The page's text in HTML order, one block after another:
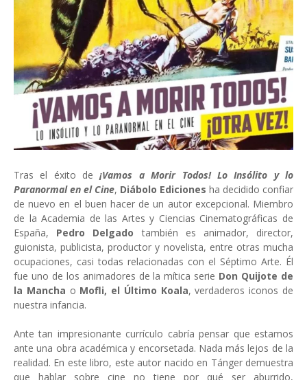
Tras el éxito de¡Vamos a Morir Todos! Lo Insólito y lo
Paranormal en el Cine, Diábolo Ediciones ha decidido confiar
de nuevo en el buen hacer de un autor excepcional. Miembro
de la Academia de las Artes y Ciencias Cinematográficas de
España, Pedro Delgado también es animador, director,
guionista, publicista, productor y novelista, entre otras mucha
ocupaciones, casi todas relacionadas con el Séptimo Arte. Él
fue uno de los animadores de la mítica serie Don Quijote de
la Mancha o Mofli, el Último Koala, verdaderos iconos de
nuestra infancia.
Ante tan impresionante currículo cabría pensar que estamos
ante una obra académica y encorsetada. Nada más lejos de la
realidad. En este libro, este autor nacido en Tánger demuestra
que hablar sobre cine no tiene por qué ser aburrido,